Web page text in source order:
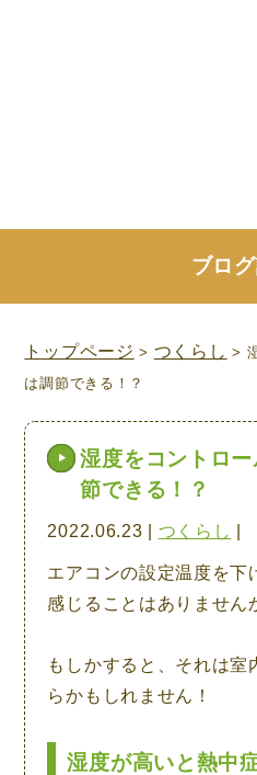
ブロ
トップページ > つくらし >
は調節できる！？
湿度をコントロ
節できる！？
2022.06.23 | つくらし
エアコンの設定温度を下
感じることはありません
もしかすると、それは室
らかもしれません！
湿度が高いと熱中